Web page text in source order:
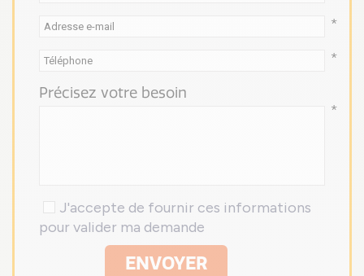
*
*
Précisez votre besoin
*
J'accepte de fournir ces informations
pour valider ma demande
ENVOYER